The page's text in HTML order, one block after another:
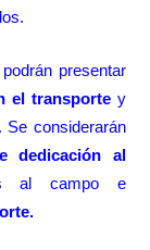
podrán presentar
el transportey
Se considerarán
dedicación al
al campo e